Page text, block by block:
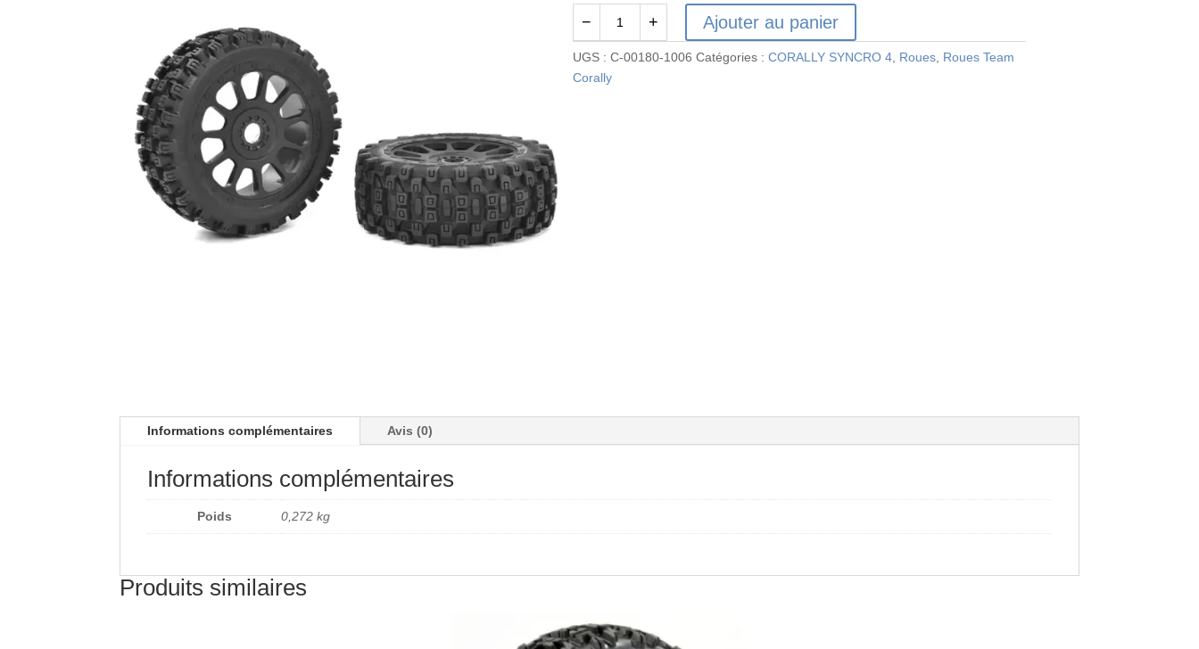
quantité
de
C-
− + Ajouter au panier
UGS :C-00180-1006 Catégories :CORALLY SYNCRO 4 Roues Roues Team
Corally
Informations complémentaires Avis (0)
Informations complémentaires
Poids 0,272 kg
Produits similaires